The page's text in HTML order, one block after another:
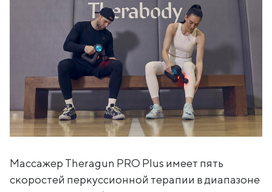
Массажер Theragun PRO Plus имеет пять
скоростей перкуссионной терапии в диапазоне